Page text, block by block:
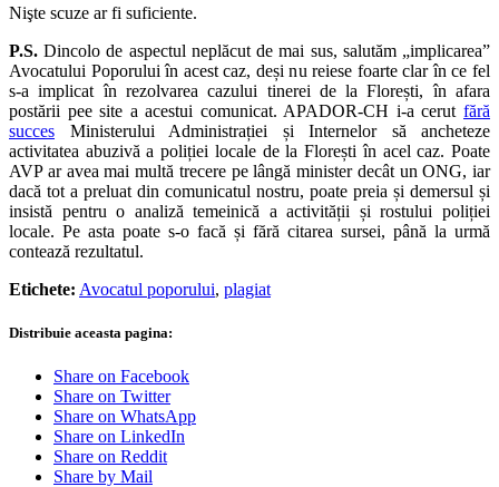
Nişte scuze ar fi suficiente.
P.S. Dincolo de aspectul neplăcut de mai sus, salutăm „implicarea”
Avocatului Poporului în acest caz, deși nu reiese foarte clar în ce fel
s-a implicat în rezolvarea cazului tinerei de la Florești, în afara
postării pee site a acestui comunicat. APADOR-CH i-a cerut fără
succes Ministerului Administrației și Internelor să ancheteze
activitatea abuzivă a poliției locale de la Florești în acel caz. Poate
AVP ar avea mai multă trecere pe lângă minister decât un ONG, iar
dacă tot a preluat din comunicatul nostru, poate preia și demersul și
insistă pentru o analiză temeinică a activității și rostului poliției
locale. Pe asta poate s-o facă și fără citarea sursei, până la urmă
contează rezultatul.
Etichete: Avocatul poporului, plagiat
Distribuie aceasta pagina:
Share on Facebook
Share on Twitter
Share on WhatsApp
Share on LinkedIn
Share on Reddit
Share by Mail